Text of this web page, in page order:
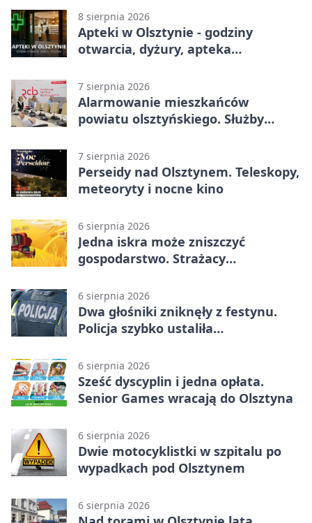
8 sierpnia 2026
Apteki w Olsztynie - godziny
otwarcia, dyżury, apteka
7 sierpnia 2026
Alarmowanie mieszkańców
powiatu olsztyńskiego. Służby
7 sierpnia 2026
Perseidy nad Olsztynem. Teleskopy,
meteoryty i nocne kino
6 sierpnia 2026
Jedna iskra może zniszczyć
gospodarstwo. Strażacy
6 sierpnia 2026
Dwa głośniki zniknęły z festynu.
Policja szybko ustaliła
6 sierpnia 2026
Sześć dyscyplin i jedna opłata.
Senior Games wracają do Olsztyna
6 sierpnia 2026
Dwie motocyklistki w szpitalu po
wypadkach pod Olsztynem
6 sierpnia 2026